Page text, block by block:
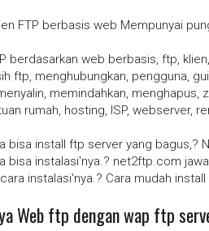
FTP berbasis web Mempunyai
berdasarkan web berbasis, ftp,
ftp, menghubungkan, pengguna,
memindahkan, menghapus,
rumah, hosting, ISP, webserver,
bisa install ftp server yang bagus,?
bisa instalasi'nya.? net2ftp.com
instalasi'nya.? Cara mudah
Web ftp dengan wap ftp